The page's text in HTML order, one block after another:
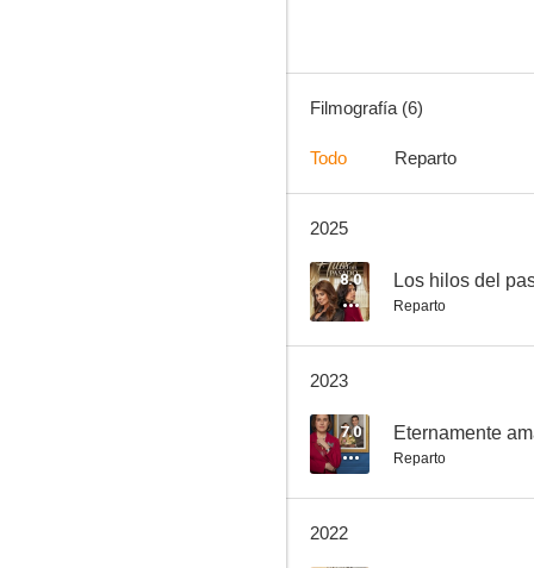
Filmografía (6)
Todo Reparto
2025
8.0 Los hilos del
Reparto
2023
7.0 Eternamente
Reparto
2022